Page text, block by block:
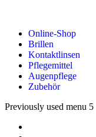
Online-Shop
Brillen
Kontaktlinsen
Pflegemittel
Augenpflege
Zubehör
Previously used menu 5